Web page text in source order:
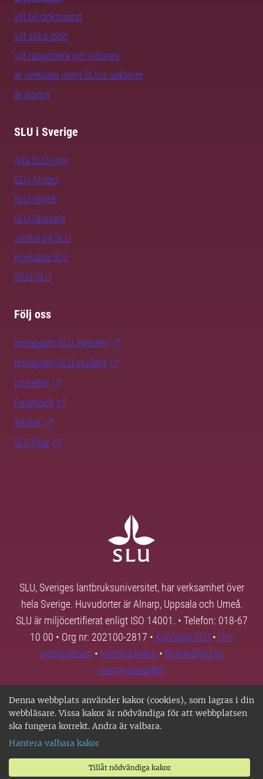
Denna webbplats använder kakor (cookies), som lagras i din
webbläsare. Vissa kakor är nödvändiga för att webbplatsen
ska fungera korrekt. Andra är valbara.
Hantera valbara kakor
Tillåt nödvändiga kakor
vill bli doktorand
vill söka jobb
vill rapportera om naturen
är verksam inom SLU:s sektorer
är alumn
SLU i Sverige
Alla SLU-orter
SLU Alnarp
SLU Umeå
SLU Uppsala
Jobba på SLU
Kontakta SLU
Stöd SLU
Följ oss
Instagram SLU.Sweden
Instagram SLU.student
LinkedIn
Facebook
TikTok
SLU Play
SLU, Sveriges lantbruksuniversitet, har verksamhet över
hela Sverige. Huvudorter är Alnarp, Uppsala och Umeå.
SLU är miljöcertifierat enligt ISO 14001. • Telefon: 018-67
10 00 • Org nr: 202100-2817 • Kontakta SLU • Om
webbplatsen • Hantera kakor • Behandling av
personuppgifter